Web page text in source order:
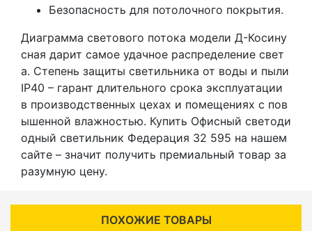
Безопасность для потолочного покрытия.
Диаграмма светового потока модели Д-Косину
сная дарит самое удачное распределение свет
а. Степень защиты светильника от воды и пыли
IP40 – гарант длительного срока эксплуатации
в производственных цехах и помещениях с пов
ышенной влажностью. Купить Офисный светоди
одный светильник Федерация 32 595 на нашем
сайте – значит получить премиальный товар за
разумную цену.
ПОХОЖИЕ ТОВАРЫ